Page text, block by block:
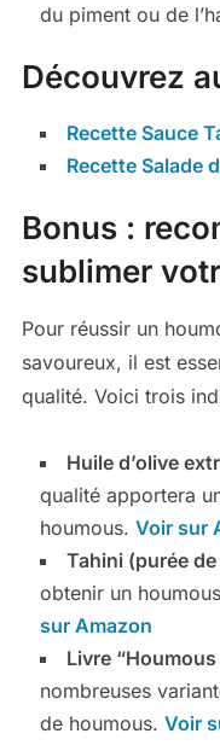
du piment ou de
Découvrez
Recette Sauce
Recette Salade
Bonus :
sublimer
Pour réussir un
savoureux, il est
qualité. Voici trois
Huile d’olive
qualité apportera
houmous. Voir sur
Tahini (purée
obtenir un
sur Amazon
Livre
nombreuses
de houmous. Voir